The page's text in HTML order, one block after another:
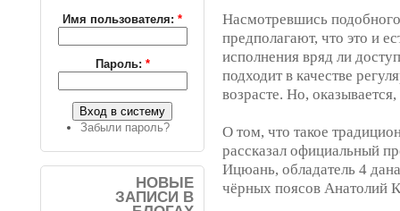
Насмотревшись
предполагают, что это и
исполнения вряд ли
подходит в качестве
возрасте. Но,
О том, что такое
рассказал официальный
Ицюань, обладатель 4
чёрных поясов Анатолий
Имя пользователя: *
Пароль: *
Забыли пароль?
НОВЫЕ
ЗАПИСИ В